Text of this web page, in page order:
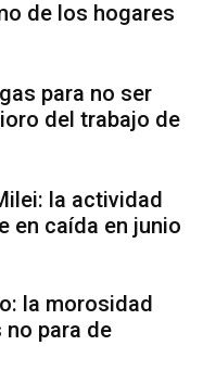
de los hogares
para no ser
del trabajo de
la actividad
en caída en junio
la morosidad
para de